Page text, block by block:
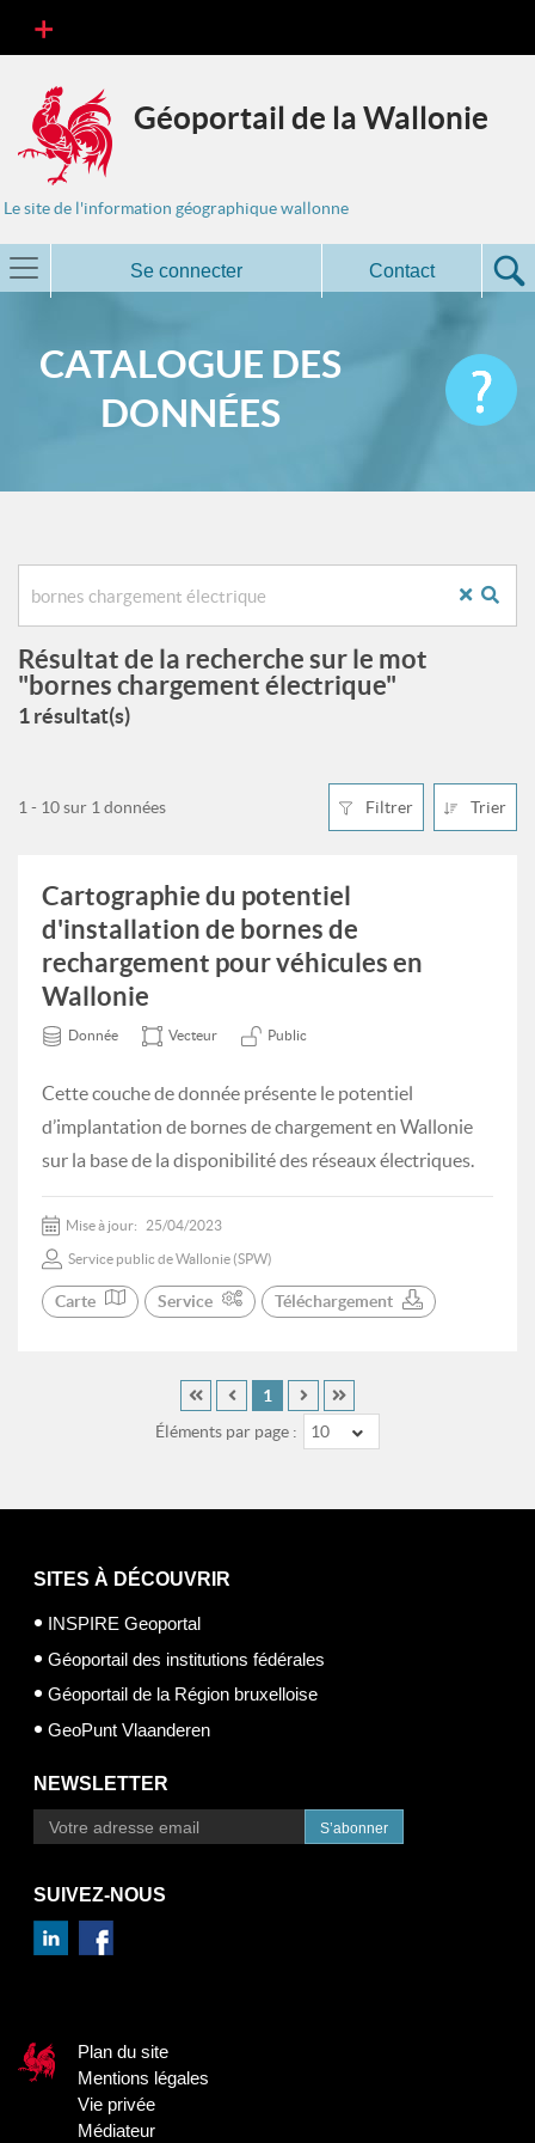
Géoportail de la Wallonie
Le site de l'information géographique wallonne
Se connecter Contact
CATALOGUE DES
DONNÉES
Résultat de la recherche sur le mot
"bornes chargement électrique"
1 résultat(s)
Filtrer Trier
1 - 10 sur 1 données
Cartographie du potentiel
d'installation de bornes de
rechargement pour véhicules en
Wallonie
Donnée Vecteur Public
Cette couche de donnée présente le potentiel
d’implantation de bornes de chargement en Wallonie
sur la base de la disponibilité des réseaux électriques.
Mise à jour: 25/04/2023
Service public de Wallonie (SPW)
Carte Service Téléchargement
Éléments par page : 10
1
SITES À DÉCOUVRIR
INSPIRE Geoportal
Géoportail des institutions fédérales
Géoportail de la Région bruxelloise
GeoPunt Vlaanderen
NEWSLETTER
S’abonner
SUIVEZ-NOUS
Plan du site
Mentions légales
Vie privée
Médiateur